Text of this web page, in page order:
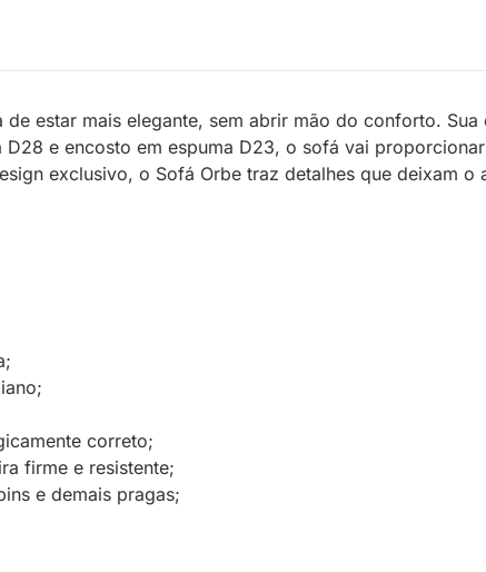
estar mais elegante, sem abrir mão do conforto.
e encosto em espuma D23, o sofá vai
exclusivo, o Sofá Orbe traz detalhes que deixam
correto;
firme e resistente;
e demais pragas;